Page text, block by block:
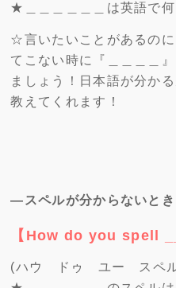
★＿＿＿＿＿＿は英語で何
☆言いたいことがあるの
てこない時に『＿＿＿＿
ましょう！日本語が分か
教えてくれます！
―スペルが分からないとき
【How do you spell
(ハウ ドゥ ユー スペ